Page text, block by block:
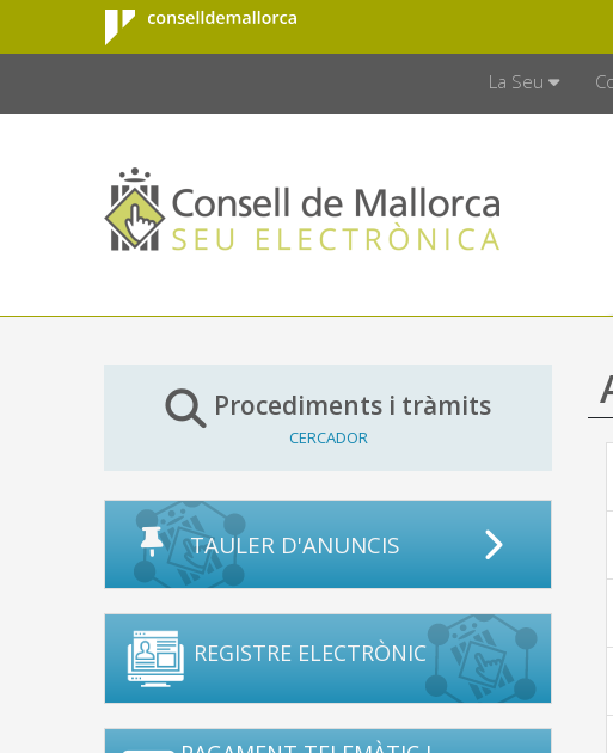
Salta al contingut principal
Consell de
Mallorca
La Seu
Procediments i tràmits
CERCADOR
TAULER D'ANUNCIS
REGISTRE ELECTRÒNIC